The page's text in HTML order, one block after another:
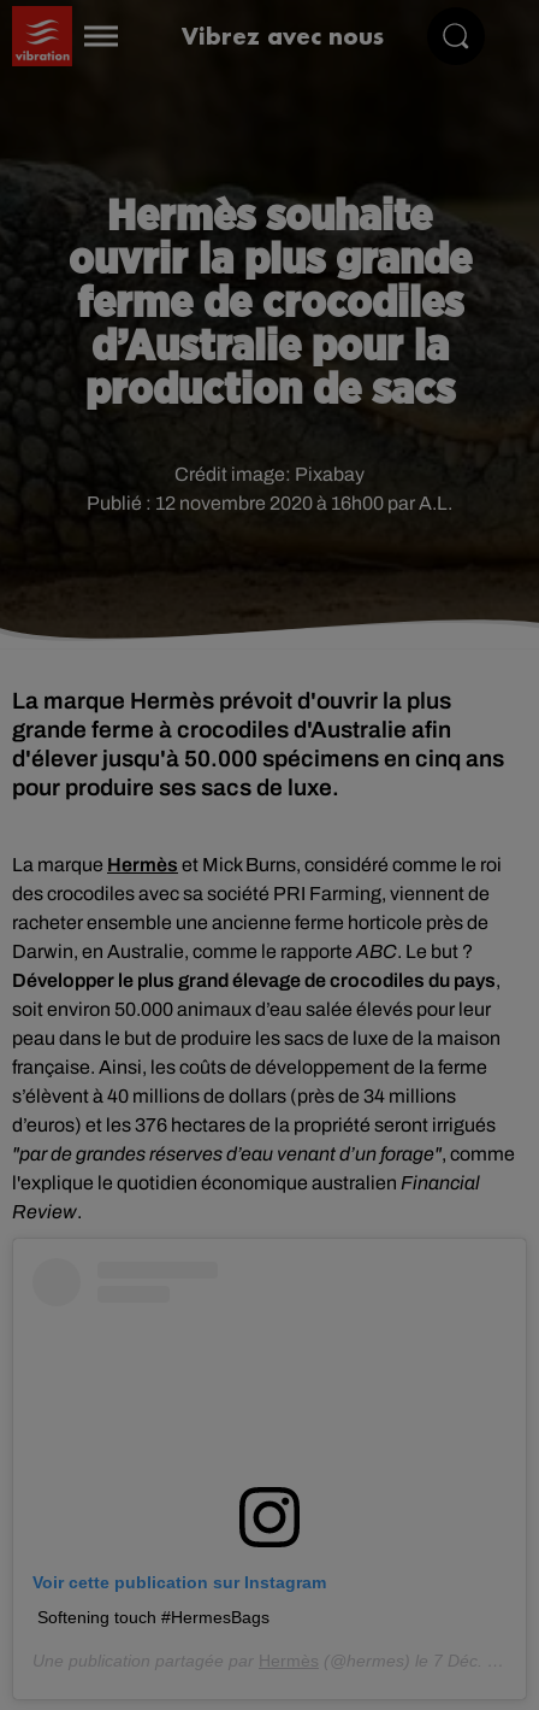
Vibrez avec nous
Hermès souhaite
ouvrir la plus grande
ferme de crocodiles
d’Australie pour la
production de sacs
Publié : 12 novembre 2020 à 16h00 par A.L.
Crédit image: Pixabay
La marque Hermès prévoit d'ouvrir la plus
grande ferme à crocodiles d'Australie afin
d'élever jusqu'à 50.000 spécimens en cinq ans
pour produire ses sacs de luxe.
La marque Hermès et Mick Burns, considéré comme le roi
des crocodiles avec sa société PRI Farming, viennent de
racheter ensemble une ancienne ferme horticole près de
Darwin, en Australie, comme le rapporte ABC. Le but ?
Développer le plus grand élevage de crocodiles du pays,
soit environ 50.000 animaux d’eau salée élevés pour leur
peau dans le but de produire les sacs de luxe de la maison
française. Ainsi, les coûts de développement de la ferme
s’élèvent à 40 millions de dollars (près de 34 millions
d’euros) et les 376 hectares de la propriété seront irrigués
"par de grandes réserves d’eau venant d’un forage", comme
l'explique le quotidien économique australien Financial
Review.
Voir cette publication sur Instagram
Softening touch #HermesBags
Une publication partagée par Hermès (@hermes) le 7 Déc. 2018 à 9 :58 PST